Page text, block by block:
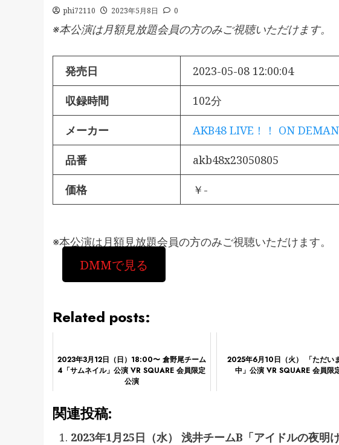
phi72110 2023年5月8日 0
※本公演は月額見放題会員の方のみご視聴いただけます。
発売日 2023-05-08 12:00:04
収録時間 102分
メーカー AKB48 LIVE！！ ON
品番 akb48x23050805
価格 ￥-
※本公演は月額見放題会員の方のみご視聴いただけます。
DMMで見る
Related posts:
2023年3月12日（日）18:00〜 倉野尾チーム
4「サムネイル」公演 VR SQUARE 会員限定
公演
2025年6月10日（火） 「ただ
中」公演 VR SQUARE 会員限
関連投稿:
2023年1月25日（水） 浅井チームB「アイドルの夜明